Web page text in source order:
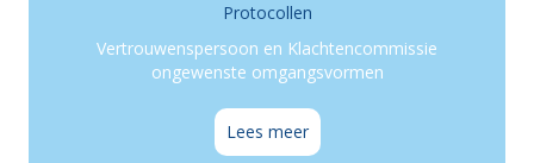
Protocollen
Vertrouwenspersoon en Klachtencommissie
ongewenste omgangsvormen
Lees meer